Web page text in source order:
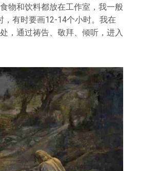
物和饮料都放在工作室，我一般
，有时要画12-14个小时。我在
，通过祷告、敬拜、倾听，进入